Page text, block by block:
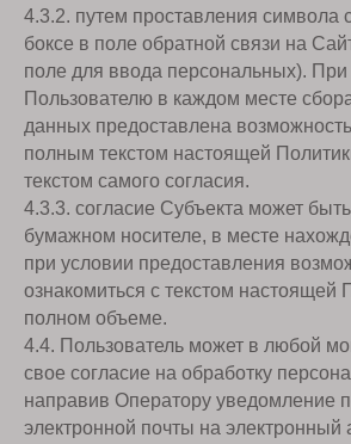
4.3.2. путем проставления символа
боксе в поле обратной связи на
поле для ввода персональных). При
Пользователю в каждом месте
данных предоставлена
полным текстом настоящей
текстом самого согласия.
4.3.3. согласие Субъекта может
бумажном носителе, в месте
при условии предоставления
ознакомиться с текстом настоящей
полном объеме.
4.4. Пользователь может в любой
свое согласие на обработку
направив Оператору уведомление
электронной почты на электронный